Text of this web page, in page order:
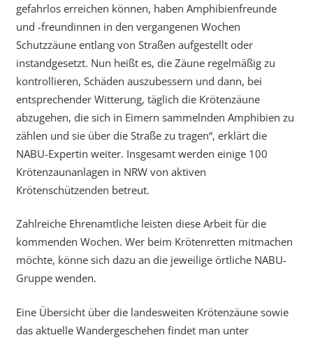
gefahrlos erreichen können, haben Amphibienfreunde
und -freundinnen in den vergangenen Wochen
Schutzzäune entlang von Straßen aufgestellt oder
instandgesetzt. Nun heißt es, die Zäune regelmäßig zu
kontrollieren, Schäden auszubessern und dann, bei
entsprechender Witterung, täglich die Krötenzäune
abzugehen, die sich in Eimern sammelnden Amphibien zu
zählen und sie über die Straße zu tragen“, erklärt die
NABU-Expertin weiter. Insgesamt werden einige 100
Krötenzaunanlagen in NRW von aktiven
Krötenschützenden betreut.
Zahlreiche Ehrenamtliche leisten diese Arbeit für die
kommenden Wochen. Wer beim Krötenretten mitmachen
möchte, könne sich dazu an die jeweilige örtliche NABU-
Gruppe wenden.
Eine Übersicht über die landesweiten Krötenzäune sowie
das aktuelle Wandergeschehen findet man unter